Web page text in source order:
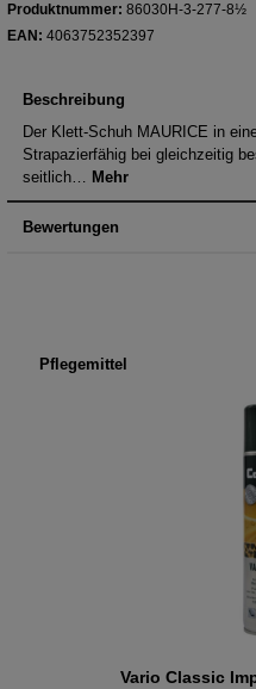
Produktnummer: 86030H-3-277-8½
EAN: 4063752352397
Beschreibung
Der Klett-Schuh MAURICE in
Strapazierfähig bei gleichzeitig
seitlich… Mehr
Bewertungen
Produktgalerie überspringen
Pflegemittel
Vario Classic